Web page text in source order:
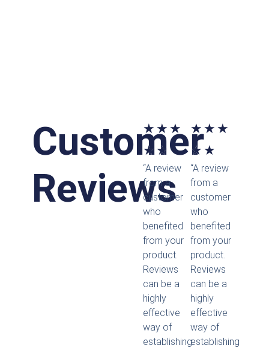
Customer
Reviews
★ ★ ★
★ ★
Bewertet
mit
5
von
“A review
from a
customer
who
benefited
from your
product.
Reviews
can be a
highly
effective
way of
establishing
★ ★ ★
★ ★
Bewertet
5
von
“A review
from a
customer
who
benefited
from your
product.
Reviews
can be a
highly
effective
way of
establishing